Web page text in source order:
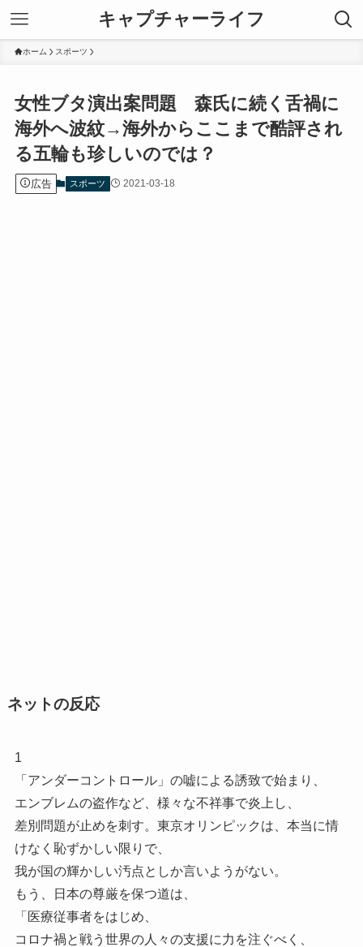
キャプチャーライフ
ホーム スポーツ
女性ブタ演出案問題 森氏に続く舌禍に
海外へ波紋→海外からここまで酷評され
る五輪も珍しいのでは？
広告 スポーツ 2021-03-18
ネットの反応
1
「アンダーコントロール」の嘘による誘致で始まり、
エンブレムの盗作など、様々な不祥事で炎上し、
差別問題が止めを刺す。東京オリンピックは、本当に情
けなく恥ずかしい限りで、
我が国の輝かしい汚点としか言いようがない。
もう、日本の尊厳を保つ道は、
「医療従事者をはじめ、
コロナ禍と戦う世界の人々の支援に力を注ぐべく、